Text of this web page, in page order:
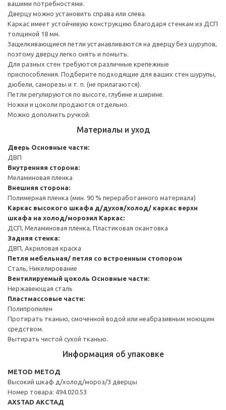
вашими потребностями.
Дверцу можно установить справа или слева.
Каркас имеет устойчивую конструкцию благодаря стенкам из ДСП
толщиной 18 мм.
Защелкивающиеся петли устанавливаются на дверцу без шурупов,
поэтому дверцу легко снять и помыть.
Для разных стен требуются различные крепежные
приспособления. Подберите подходящие для ваших стен шурупы,
дюбели, саморезы и т. п. (не прилагаются).
Петли регулируются по высоте, глубине и ширине.
Ножки и цоколи продаются отдельно.
Можно дополнить ручкой.
Материалы и уход
Дверь Основные части:
ДВП
Внутренняя сторона:
Меламиновая пленка
Внешняя сторона:
Полимерная пленка (мин. 90 % переработанного материала)
Каркас высокого шкафа д/духов/холод/ каркас верхн
шкафа на холод/морозил Каркас:
ДСП, Меламиновая пленка, Пластиковая окантовка
Задняя стенка:
ДВП, Акриловая краска
Петля мебельная/ петля со встроенным стопором
Сталь, Никелирование
Вентилируемый цоколь Основные части:
Нержавеющая сталь
Пластмассовые части:
Полипропилен
Протирать тканью, смоченной водой или неабразивным моющим
средством.
Вытирать чистой сухой тканью.
Информация об упаковке
METOD МЕТОД
Высокий шкаф д/холод/мороз/3 дверцы
Номер товара: 494.020.53
AXSTAD АКСТАД